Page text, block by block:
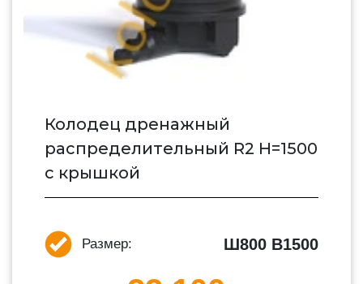
Колодец дренажный
распределительный R2 H=1500
с крышкой
Размер: Ш800 В1500